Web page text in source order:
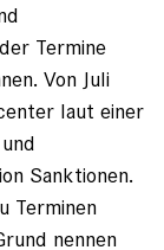
Termine
Von Juli
laut einer
Sanktionen.
Terminen
nennen